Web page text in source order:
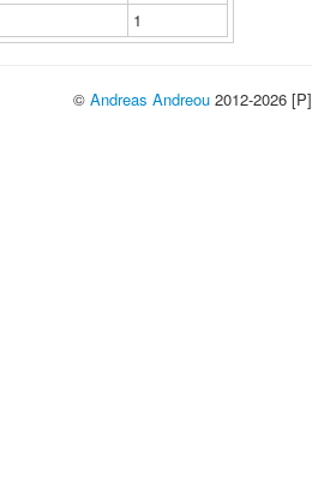
1
© Andreas Andreou 2012-2026 [P]